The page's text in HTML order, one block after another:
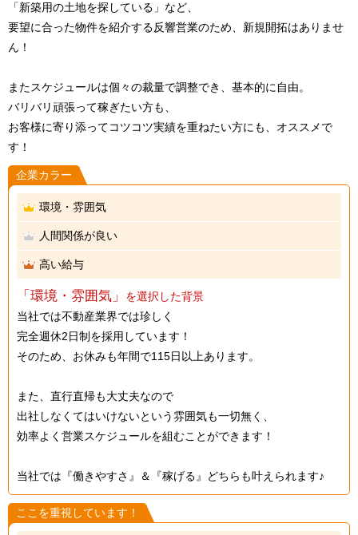
「新築用の土地を探している」など、
要望に合った物件を紹介する反響営業のため、新規開拓はありませ
ん！
またスケジュールは個々の裁量で調整でき、基本的に自由。
バリバリ頑張って稼ぎたい方も、
お客様に寄り添ってコツコツ実績を重ねたい方にも、オススメで
す！
企業カラー
環境・雰囲気
人間関係が良い
高い給与
「環境・雰囲気」
を選択した背景
当社では不動産業界では珍しく
完全週休2日制を採用しています！
そのため、お休みも年間で115日以上あります。
また、直行直帰も大丈夫なので
出社しなくてはいけないという雰囲気も一切無く、
効率よく営業スケジュールを組むことができます！
当社では『働きやすさ』＆『稼げる』どちらも叶えられます♪
ここを重視しています！